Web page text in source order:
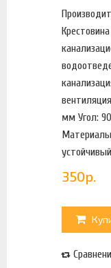
мм Угол:
350р.